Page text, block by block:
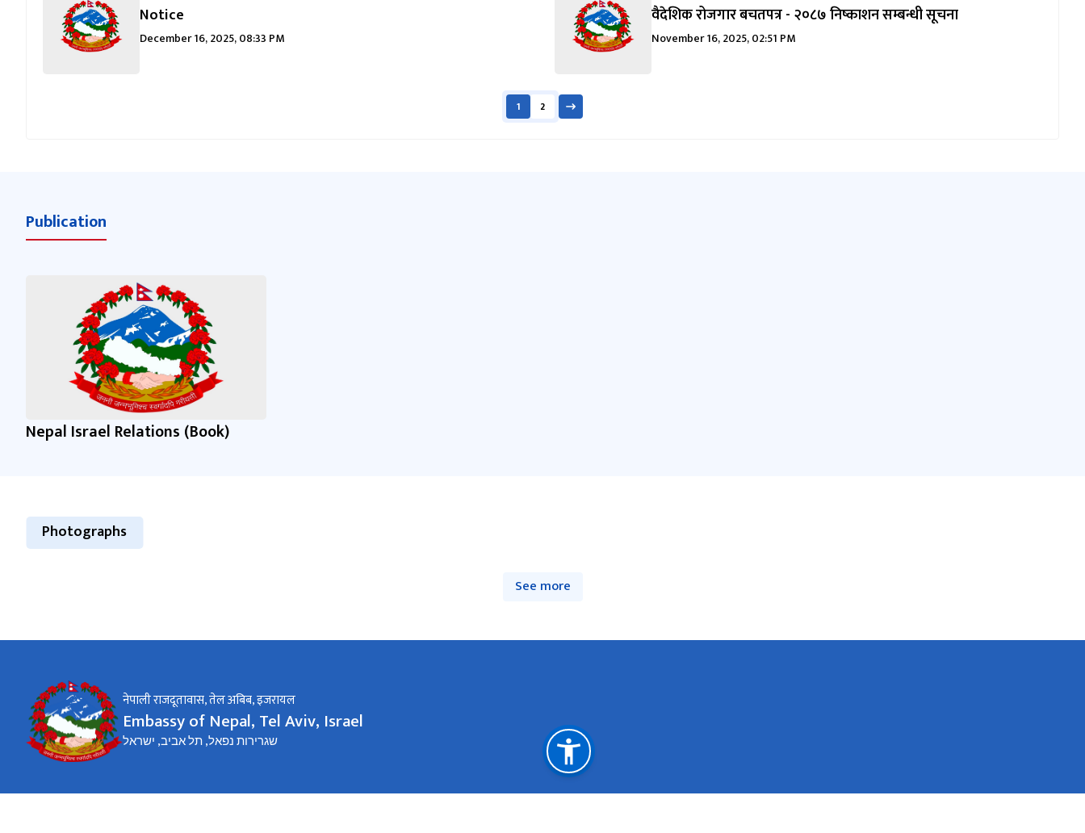
Notice
December 16, 2025, 08:33 PM
वैदेशिक रोजगार बचतपत्र - २०८७ निष्काशन सम्बन्धी सूचना
November 16, 2025, 02:51 PM
1 2
Publication
Nepal Israel Relations (Book)
Photographs
See more
नेपाली राजदूतावास, तेल अबिब, ‍इजरायल
Embassy of Nepal, Tel Aviv, Israel
שגרירות נפאל, תל אביב, ישראל